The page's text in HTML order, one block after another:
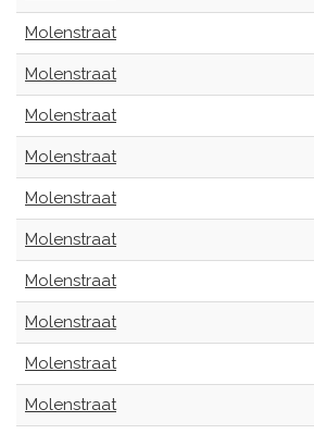
Molenstraat
Molenstraat
Molenstraat
Molenstraat
Molenstraat
Molenstraat
Molenstraat
Molenstraat
Molenstraat
Molenstraat